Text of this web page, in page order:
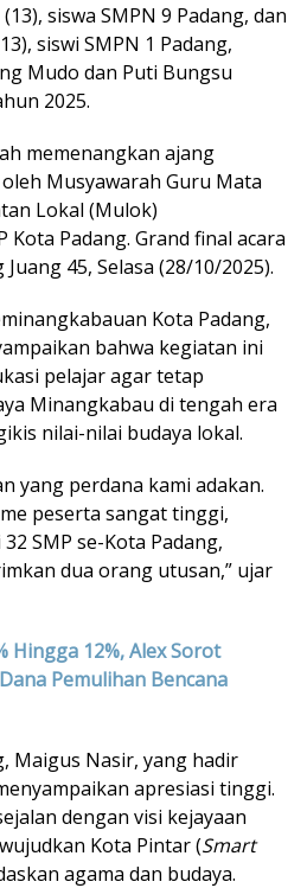
siswa SMPN 9 Padang, dan
siswi SMPN 1 Padang,
Mudo dan Puti Bungsu
2025.
memenangkan ajang
Musyawarah Guru Mata
Lokal (Mulok)
Kota Padang. Grand final acara
45, Selasa (28/10/2025).
Kota Padang,
bahwa kegiatan ini
pelajar agar tetap
Minangkabau di tengah era
nilai-nilai budaya lokal.
yang perdana kami adakan.
peserta sangat tinggi,
SMP se-Kota Padang,
dua orang utusan,” ujar
Hingga 12%, Alex Sorot
Pemulihan Bencana
Maigus Nasir, yang hadir
apresiasi tinggi.
dengan visi kejayaan
Kota Pintar (Smart
agama dan budaya.